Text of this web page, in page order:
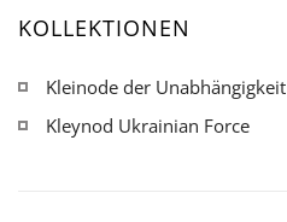
KOLLEKTIONEN
Kleinode der Unabhängigkeit
Kleynod Ukrainian Force